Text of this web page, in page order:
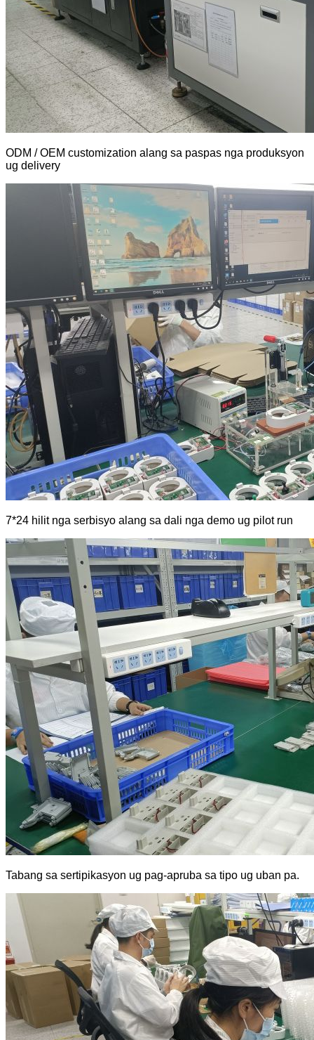
ODM / OEM customization alang sa paspas nga produksyon
ug delivery
7*24 hilit nga serbisyo alang sa dali nga demo ug pilot run
Tabang sa sertipikasyon ug pag-apruba sa tipo ug uban pa.